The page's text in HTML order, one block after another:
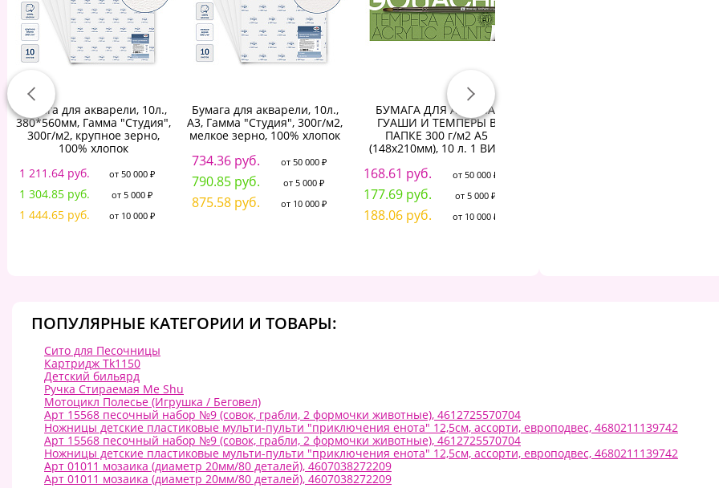
Бумага для акварели, 10л.,
380*560мм, Гамма "Студия",
300г/м2, крупное зерно,
100% хлопок
1 211.64 руб.
от 50 000 ₽
1 304.85 руб. от 5 000 ₽
1 444.65 руб. от 10 000 ₽
Бумага для акварели, 10л.,
A3, Гамма "Студия", 300г/м2,
мелкое зерно, 100% хлопок
734.36 руб. от 50 000 ₽
790.85 руб. от 5 000 ₽
875.58 руб. от 10 000 ₽
БУМАГА ДЛЯ АКРИЛА,
ГУАШИ И ТЕМПЕРЫ В
ПАПКЕ 300 г/м2 А5
(148х210мм), 10 л. 1 ВИД
168.61 руб. от 50 000 ₽
177.69 руб. от 5 000 ₽
188.06 руб. от 10 000 ₽
ПОПУЛЯРНЫЕ КАТЕГОРИИ И ТОВАРЫ:
Сито для Песочницы
Картридж Tk1150
Детский бильярд
Ручка Стираемая Me Shu
Мотоцикл Полесье (Игрушка / Беговел)
Арт 15568 песочный набор №9 (совок, грабли, 2 формочки животные), 4612725570704
Ножницы детские пластиковые мульти-пульти "приключения енота" 12,5см, ассорти, европодвес, 4680211139742
Арт 15568 песочный набор №9 (совок, грабли, 2 формочки животные), 4612725570704
Ножницы детские пластиковые мульти-пульти "приключения енота" 12,5см, ассорти, европодвес, 4680211139742
Арт 01011 мозаика (диаметр 20мм/80 деталей), 4607038272209
Арт 01011 мозаика (диаметр 20мм/80 деталей), 4607038272209